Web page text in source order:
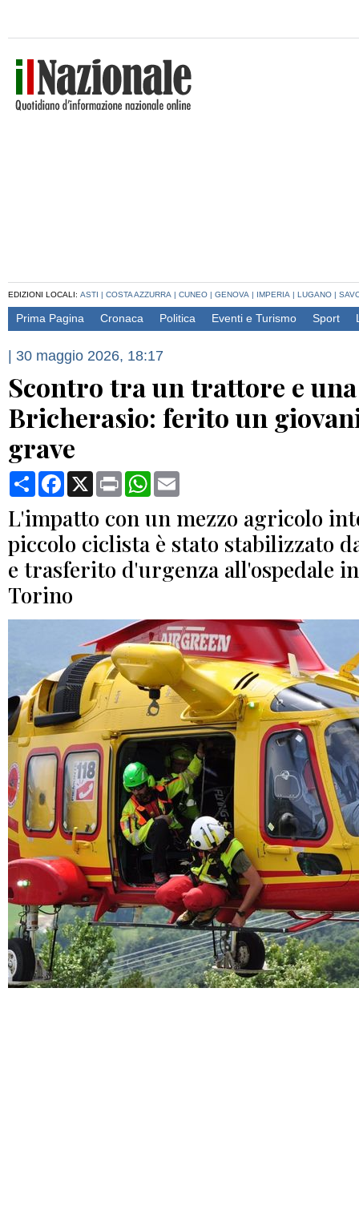
EDIZIONI LOCALI: ASTI | COSTA AZZURRA | CUNEO | GENOVA | IMPERIA | LUGANO |
Prima Pagina Cronaca Politica Eventi e Turismo Sport
| 30 maggio 2026, 18:17
Scontro tra un trattore e
Bricherasio: ferito un
grave
CondividiFacebook
X Print WhatsApp
L'impatto con un mezzo agricolo
piccolo ciclista è stato stabilizzato
e trasferito d'urgenza all'ospedale
Torino